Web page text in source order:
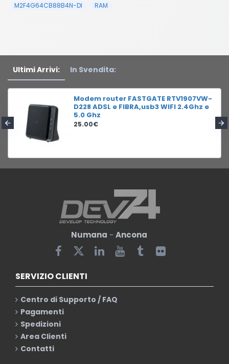
M2F4G64CB88B4N-DI
RAM
Ultimi Arrivi: In Svendita:
Modem router FASTGATE RTV1907VW-
D228 ADSL e FIBRA,usb3 WIFI 2.4Ghz e
5.0 Ghz
25.00€
Numana - Ancona
SERVIZIO CLIENTI
Centro di Supporto / FAQ
Pagamenti
Spedizioni
Area Clienti
Contatti